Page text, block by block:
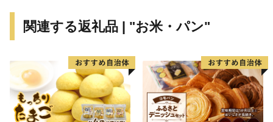
関連する返礼品 | "お米・パン"